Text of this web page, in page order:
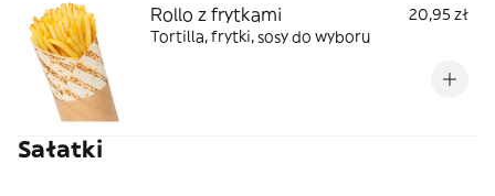
Rollo z frytkami
20,95 zł
Tortilla, frytki, sosy do wyboru
Sałatki